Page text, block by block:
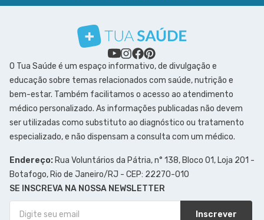
O Tua Saúde é um espaço informativo, de divulgação e
educação sobre temas relacionados com saúde, nutrição e
bem-estar. Também facilitamos o acesso ao atendimento
médico personalizado. As informações publicadas não devem
ser utilizadas como substituto ao diagnóstico ou tratamento
especializado, e não dispensam a consulta com um médico.
Endereço: Rua Voluntários da Pátria, n° 138, Bloco 01, Loja 201 -
Botafogo, Rio de Janeiro/RJ - CEP: 22270-010
SE INSCREVA NA NOSSA NEWSLETTER
Inscrever